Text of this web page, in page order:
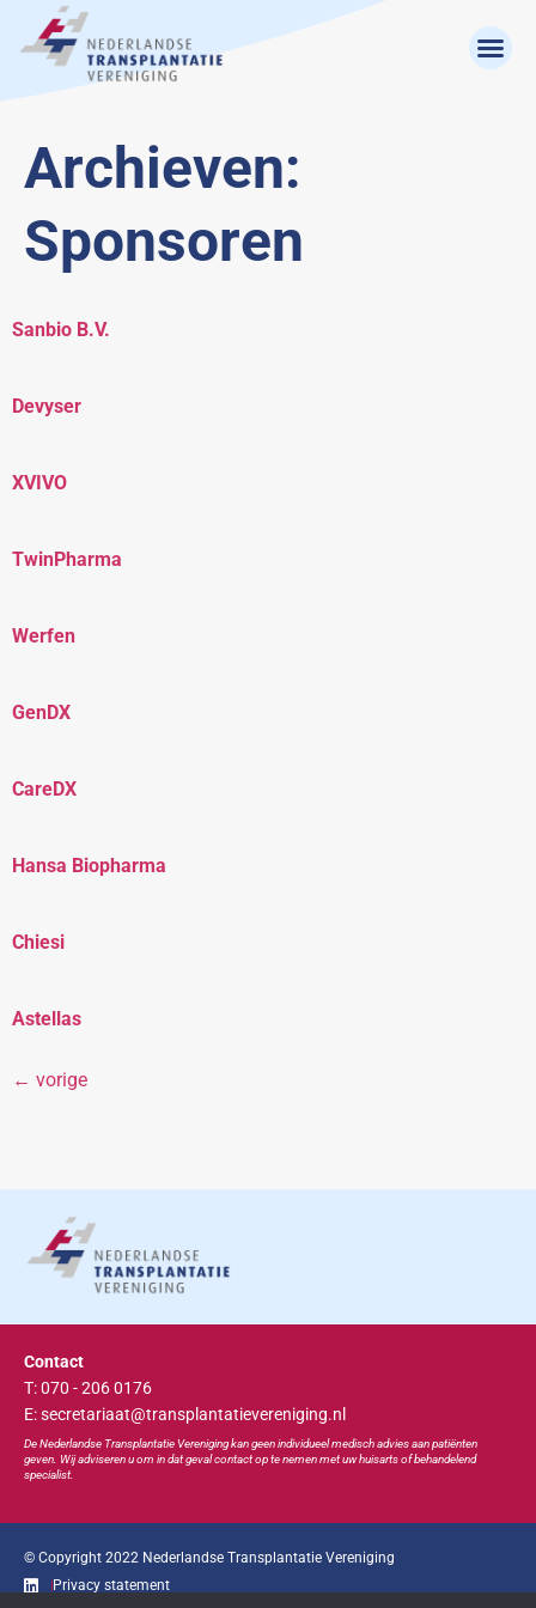
Archieven:
Sponsoren
Sanbio B.V.
Devyser
XVIVO
TwinPharma
Werfen
GenDX
CareDX
Hansa Biopharma
Chiesi
Astellas
← vorige
Contact
T: 070 - 206 0176
E: secretariaat@transplantatievereniging.nl
De Nederlandse Transplantatie Vereniging kan geen individueel medisch advies aan patiënten
geven. Wij adviseren u om in dat geval contact op te nemen met uw huisarts of behandelend
specialist.
© Copyright 2022 Nederlandse Transplantatie Vereniging
Privacy statement